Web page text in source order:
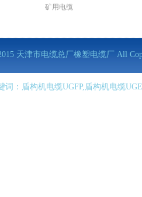
矿用电缆
天津市电缆总厂橡塑电缆厂 All
词：盾构机电缆UGFP,盾构机电缆